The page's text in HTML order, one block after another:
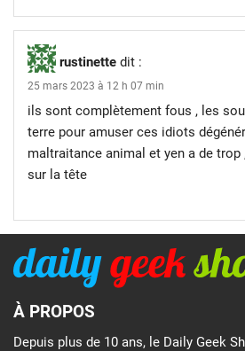
rustinette dit :
25 mars 2023 à 12 h 07 min
ils sont complètement fous , les
terre pour amuser ces idiots
maltraitance animal et yen a de trop
sur la tête
À PROPOS
Depuis plus de 10 ans, le Daily Geek